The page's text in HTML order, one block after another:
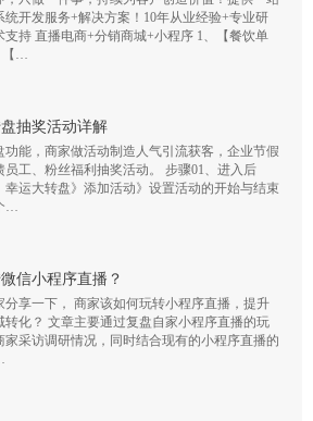
统开发服务+解决方案！10年从业经验+专业研
支持 直播电商+分销商城+小程序 1、【餐饮单
【…
抽奖活动详解
功能，商家做活动制造人气引流获客，企业节假
员工、粉丝福利抽奖活动。 步骤01、进入后
幸运大转盘》添加活动》设置活动的开始与结束
…
信小程序直播？
分享一下， 商家该如何玩转小程序直播，提升
转化？ 文章主要通过复盘自家小程序直播的玩
家采访调研情况，同时结合现有的小程序直播的